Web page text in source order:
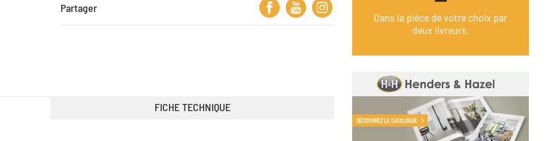
Partager
FICHE TECHNIQUE
Dans la pièce de votre choix par
deux livreurs.